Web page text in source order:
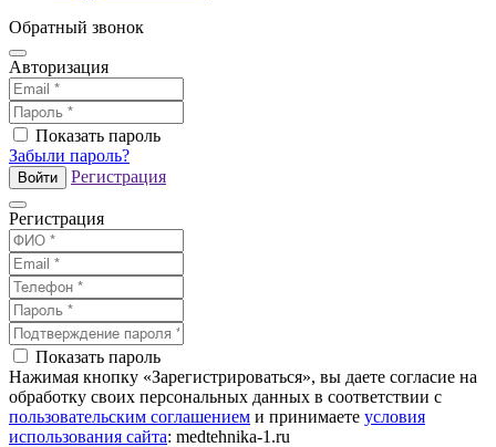
Обратный звонок
Авторизация
Показать пароль
Забыли пароль?
Войти Регистрация
Регистрация
Показать пароль
Нажимая кнопку «Зарегистрироваться», вы даете согласие на
обработку своих персональных данных в соответствии с
пользовательским соглашением и принимаете условия
использования сайта: medtehnika-1.ru